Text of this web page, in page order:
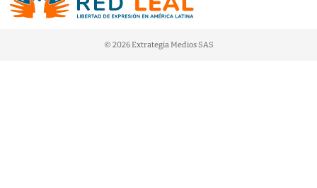
© 2026 Extrategia Medios SAS